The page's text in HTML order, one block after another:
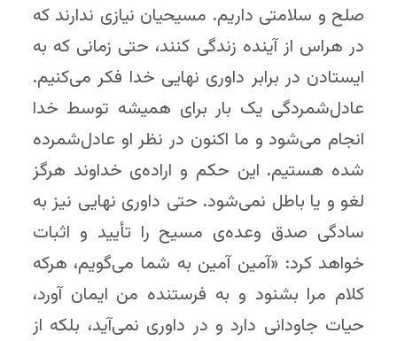
صلح و سلامتی داریم. مسیحیان نیازی ندارند که
در هراس از آینده زندگی کنند، حتی زمانی که به
ایستادن در برابر داوری نهایی خدا فکر می‌کنیم.
عادل‌شمردگی یک بار برای همیشه توسط خدا
انجام می‌شود و ما اکنون در نظر او عادل‌شمرده
شده هستیم. این حکم و اراده‌ی خداوند هرگز
لغو و یا باطل نمی‌شود. حتی داوری نهایی نیز به
سادگی صدق وعده‌ی مسیح را تأیید و اثبات
خواهد کرد: «آمین آمین به شما می‌گویم، هرکه
کلام مرا بشنود و به فرستنده من ایمان آورد،
حیات جاودانی دارد و در داوری نمی‌آید، بلکه از